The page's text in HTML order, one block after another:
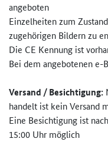
angeboten
Einzelheiten zum
zugehörigen Bildern zu
Die CE Kennung ist
Bei dem angebotenen e-
Versand / Besichtigung:
handelt ist kein Versand
Eine Besichtigung ist
15:00 Uhr möglich